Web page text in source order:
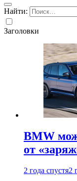
Найти:
Заголовки
BMW
от
2 года спустя2